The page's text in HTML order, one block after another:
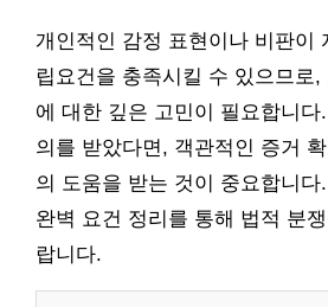
개인적인 감정 표현이나 비판이
립요건을 충족시킬 수 있으므로
에 대한 깊은 고민이 필요합니다
의를 받았다면, 객관적인 증거
의 도움을 받는 것이 중요합니다
완벽 요건 정리를 통해 법적 분
랍니다.